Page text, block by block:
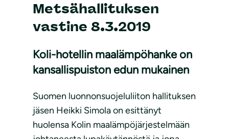
Metsähallituksen
vastine 8.3.2019
Koli-hotellin maalämpöhanke on
kansallispuiston edun mukainen
Suomen luonnonsuojeluliiton hallituksen
jäsen Heikki Simola on esittänyt
huolensa Kolin maalämpöjärjestelmään